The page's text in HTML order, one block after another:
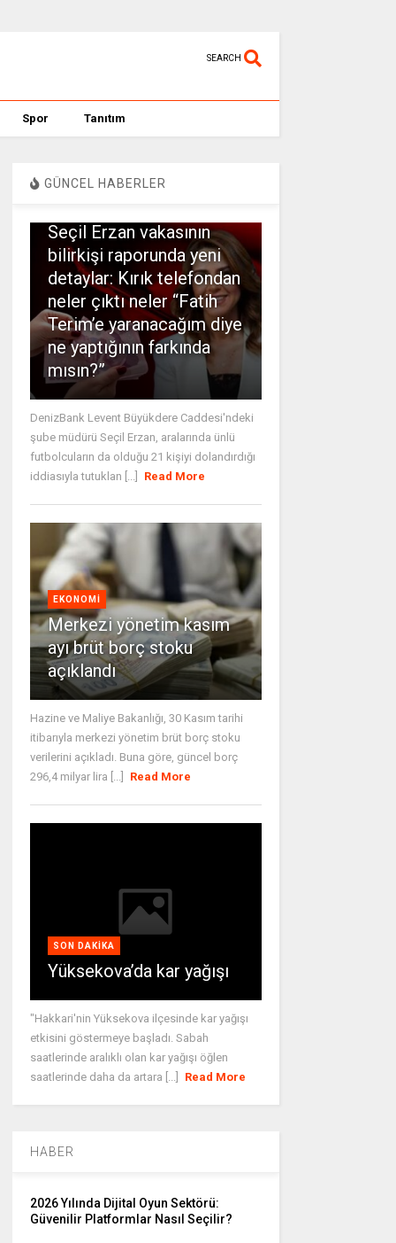
SEARCH
Spor Tanıtım
GÜNCEL HABERLER
Seçil Erzan vakasının
bilirkişi raporunda yeni
detaylar: Kırık telefondan
neler çıktı neler “Fatih
Terim’e yaranacağım diye
ne yaptığının farkında
mısın?”
DenizBank Levent Büyükdere Caddesi'ndeki
şube müdürü Seçil Erzan, aralarında ünlü
futbolcuların da olduğu 21 kişiyi dolandırdığı
iddiasıyla tutuklan [...]
Read More
EKONOMI
Merkezi yönetim kasım
ayı brüt borç stoku
açıklandı
Hazine ve Maliye Bakanlığı, 30 Kasım tarihi
itibarıyla merkezi yönetim brüt borç stoku
verilerini açıkladı. Buna göre, güncel borç
296,4 milyar lira [...]
Read More
SON DAKIKA
Yüksekova’da kar yağışı
"Hakkari'nin Yüksekova ilçesinde kar yağışı
etkisini göstermeye başladı. Sabah
saatlerinde aralıklı olan kar yağışı öğlen
saatlerinde daha da artara [...]
Read More
HABER
2026 Yılında Dijital Oyun Sektörü:
Güvenilir Platformlar Nasıl Seçilir?